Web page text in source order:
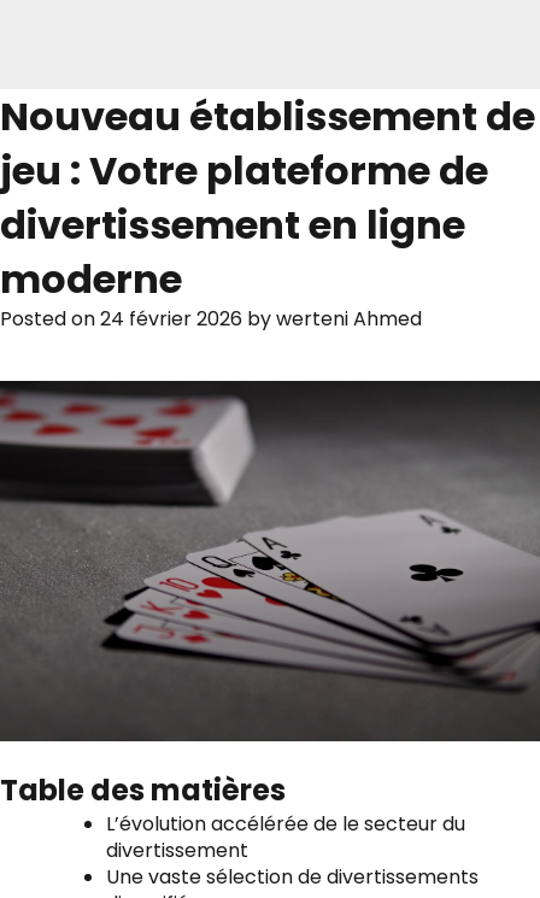
Nouveau établissement de
jeu : Votre plateforme de
divertissement en ligne
moderne
Posted on24 février 2026 bywerteni Ahmed
Table des matières
L’évolution accélérée de le secteur du
divertissement
Une vaste sélection de divertissements